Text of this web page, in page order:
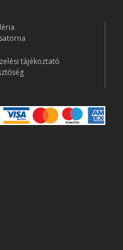
tájékoztató